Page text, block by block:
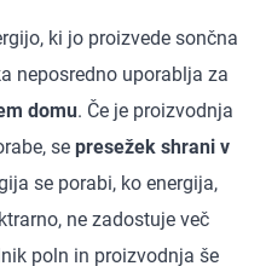
ki jo proizvede sončna
neposredno uporablja za
domu. Če je proizvodnja
sepresežek shrani v
se porabi, ko energija,
ne zadostuje več
poln in proizvodnja še